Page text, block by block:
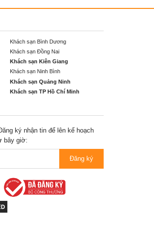
Khách sạn Bình Dương
Khách sạn Đồng Nai
Khách sạn Kiên Giang
Khách sạn Ninh Bình
Khách sạn Quảng Ninh
Khách sạn TP Hồ Chí Minh
ký nhận tin để lên kế hoạch
bây giờ:
Đăng ký